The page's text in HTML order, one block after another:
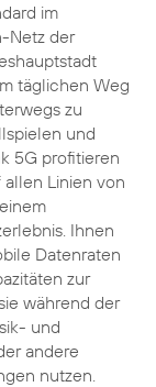
im
Netz der
täglichen Weg
zu
und
5G profitieren
Linien von
Ihnen
Datenraten
zur
während der
und
andere
nutzen.